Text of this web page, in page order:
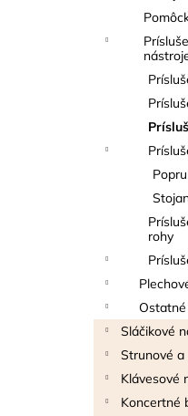
rohy
Ostatné
Sláčikové
Strunové a
Klávesové
Koncertné